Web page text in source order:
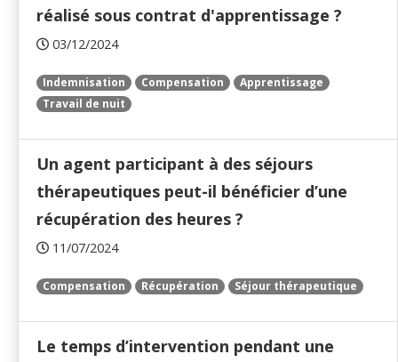
réalisé sous contrat d'apprentissage ?
03/12/2024
Indemnisation Compensation
Apprentissage
Travail de nuit
Un agent participant à des séjours
thérapeutiques peut-il bénéficier d’une
récupération des heures ?
11/07/2024
Compensation Récupération Séjour thérapeutique
Le temps d’intervention pendant une